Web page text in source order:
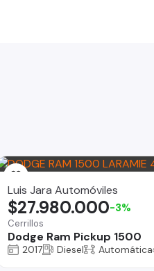
Luis Jara Automóviles
Cerrillos
Dodge Ram Pickup 1500
$27.980.000-3%
2017 Diesel Automática